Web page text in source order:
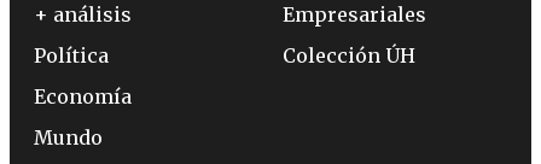
+ análisis
Política
Economía
Mundo
Empresariales
Colección ÚH